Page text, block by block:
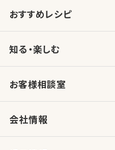
おすすめレシピ
知る・楽しむ
お客様相談室
会社情報